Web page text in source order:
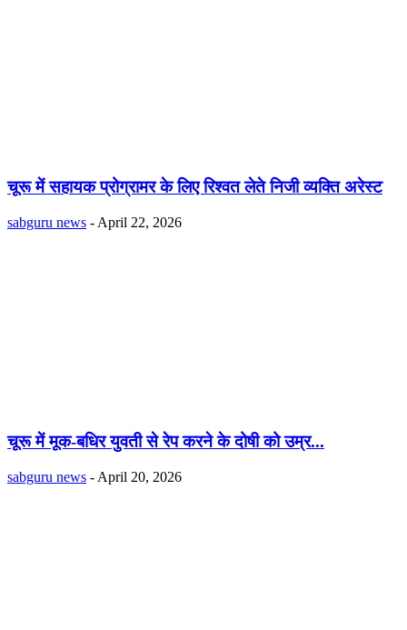
चूरू में सहायक प्रोग्रामर के लिए रिश्वत लेते निजी व्यक्ति अरेस्ट
sabguru news - April 22, 2026
चूरू में मूक-बधिर युवती से रेप करने के दोषी को उम्र...
sabguru news - April 20, 2026